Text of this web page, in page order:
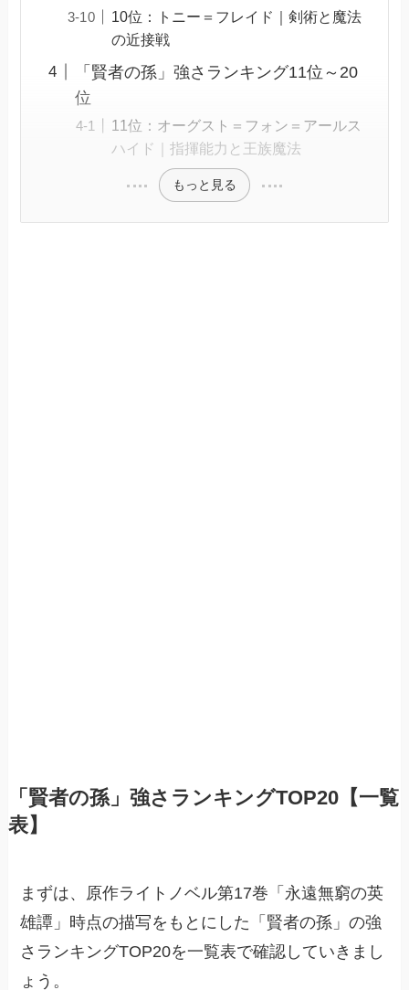
10位：トニー＝フレイド｜剣術と魔法
の近接戦
「賢者の孫」強さランキング11位～20
位
11位：オーグスト＝フォン＝アールス
ハイド｜指揮能力と王族魔法
もっと見る
「賢者の孫」強さランキングTOP20【一覧
表】
まずは、原作ライトノベル第17巻「永遠無窮の英
雄譚」時点の描写をもとにした「賢者の孫」の強
さランキングTOP20を一覧表で確認していきまし
ょう。